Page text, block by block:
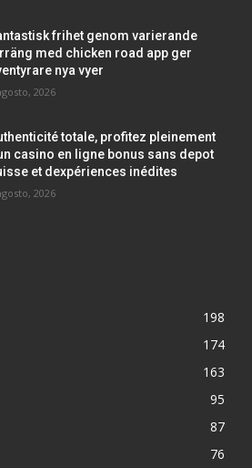
frihet genom varierande
med chicken road app ger
nya vyer
2026
totale, profitez pleinement
casino en ligne bonus sans depot
et dexpériences inédites
2026
198
174
163
95
87
76